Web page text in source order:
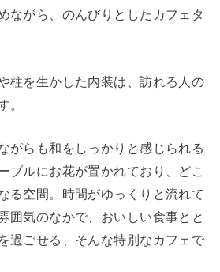
ながら、のんびりとしたカフェタ
柱を生かした内装は、訪れる人の
。
がらも和をしっかりと感じられる
ブルにお花が置かれており、どこ
る空間。時間がゆっくりと流れて
囲気のなかで、おいしい食事とと
過ごせる、そんな特別なカフェで